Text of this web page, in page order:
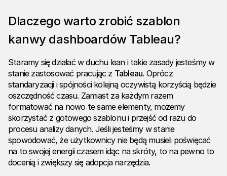
Dlaczego warto zrobić szablon
kanwy dashboardów Tableau?
Staramy się działać w duchu lean i takie zasady jesteśmy w
stanie zastosować pracując z Tableau. Oprócz
standaryzacji i spójności kolejną oczywistą korzyścią będzie
oszczędność czasu. Zamiast za każdym razem
formatować na nowo te same elementy, możemy
skorzystać z gotowego szablonu i przejść od razu do
procesu analizy danych. Jeśli jesteśmy w stanie
spowodować, że użytkownicy nie będą musieli poświęcać
na to swojej energii czasem idąc na skróty, to na pewno to
docenią i zwiększy się adopcja narzędzia.